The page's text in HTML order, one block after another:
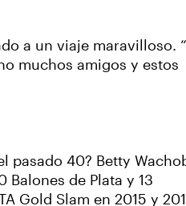
a un viaje maravilloso.
muchos amigos y estos
pasado 40? Betty
de Plata y 13
Gold Slam en 2015 y